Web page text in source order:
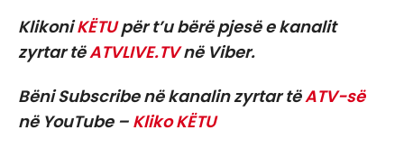
KlikoniKËTUpër t’u bërë pjesë e kanalit
zyrtar tëATVLIVE.TVnë Viber.
Bëni Subscribe në kanalin zyrtar tëATV-së
në YouTube – Kliko KËTU